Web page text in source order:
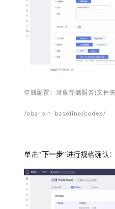
存储配置：对象存储服务(文件
/obs-bin-baseline/codes/
单击“ 下一步”进行规格确认：